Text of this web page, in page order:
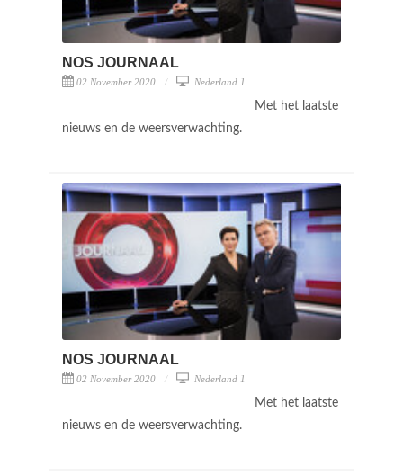
NOS JOURNAAL
02 November 2020 Nederland 1
Met het laatste
nieuws en de weersverwachting.
NOS JOURNAAL
02 November 2020 Nederland 1
Met het laatste
nieuws en de weersverwachting.